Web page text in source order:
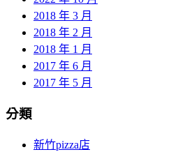
2018 年 3 月
2018 年 2 月
2018 年 1 月
2017 年 6 月
2017 年 5 月
分類
新竹pizza店